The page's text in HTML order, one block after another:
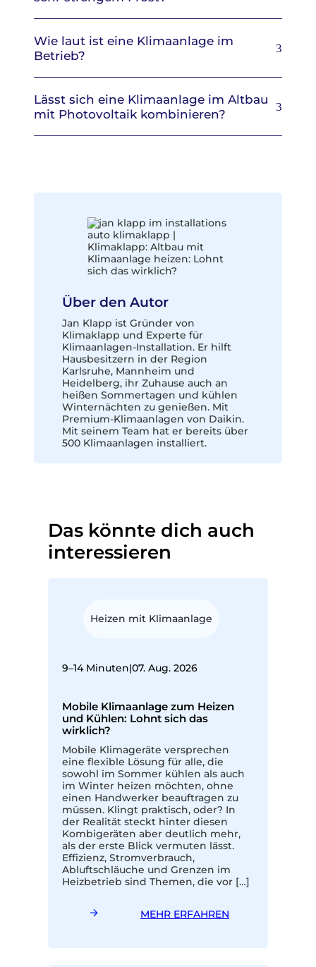
Wie laut ist eine Klimaanlage im
Betrieb?
Lässt sich eine Klimaanlage im Altbau
mit Photovoltaik kombinieren?
Über den Autor
Jan Klapp ist Gründer von
Klimaklapp und Experte für
Klimaanlagen-Installation. Er hilft
Hausbesitzern in der Region
Karlsruhe, Mannheim und
Heidelberg, ihr Zuhause auch an
heißen Sommertagen und kühlen
Winternächten zu genießen. Mit
Premium-Klimaanlagen von Daikin.
Mit seinem Team hat er bereits über
500 Klimaanlagen installiert.
Das könnte dich auch
interessieren
Heizen mit Klimaanlage
9–14 Minuten|07. Aug. 2026
Mobile Klimaanlage zum Heizen
und Kühlen: Lohnt sich das
wirklich?
Mobile Klimageräte versprechen
eine flexible Lösung für alle, die
sowohl im Sommer kühlen als auch
im Winter heizen möchten, ohne
einen Handwerker beauftragen zu
müssen. Klingt praktisch, oder? In
der Realität steckt hinter diesen
Kombigeräten aber deutlich mehr,
als der erste Blick vermuten lässt.
Effizienz, Stromverbrauch,
Abluftschläuche und Grenzen im
Heizbetrieb sind Themen, die vor […]
MEHR ERFAHREN